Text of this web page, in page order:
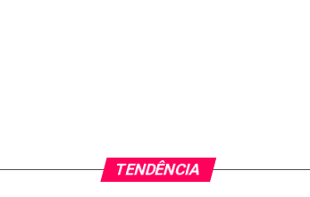
TENDÊNCIA